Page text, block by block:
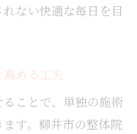
ない快適な毎日を目
める工夫
ことで、単独の施術
す。柳井市の整体院